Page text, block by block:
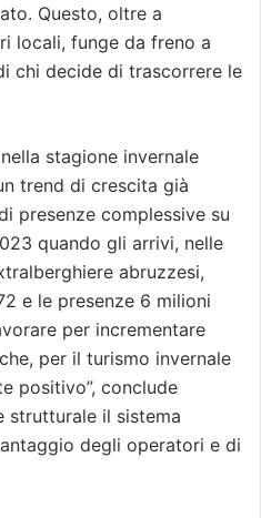
Questo, oltre a
locali, funge da freno a
chi decide di trascorrere le
stagione invernale
trend di crescita già
presenze complessive su
quando gli arrivi, nelle
abruzzesi,
e le presenze 6 milioni
per incrementare
per il turismo invernale
positivo”, conclude
strutturale il sistema
degli operatori e di